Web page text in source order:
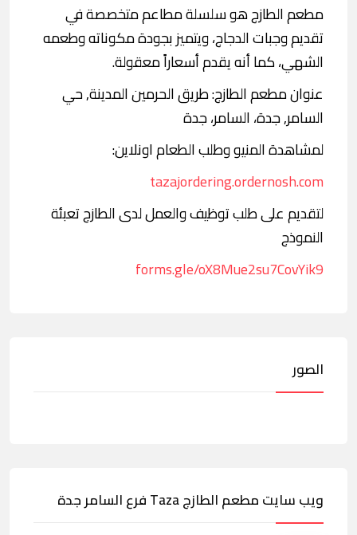
مطعم الطازج هو سلسلة مطاعم متخصصة في
تقديم وجبات الدجاج، ويتميز بجودة مكوناته وطعمه
الشهي، كما أنه يقدم أسعاراً معقولة.
عنوان مطعم الطازج: طريق الحرمين المدينة, حي
السامر, جدة، السامر، جدة
لمشاهدة المنيو وطلب الطعام اونلاين:
tazajordering.ordernosh.com
لتقديم على طلب توظيف والعمل لدى الطازج تعبئة
النموذج
forms.gle/oX8Mue2su7CovYik9
الصور
ويب سايت مطعم الطازج Taza فرع السامر جدة